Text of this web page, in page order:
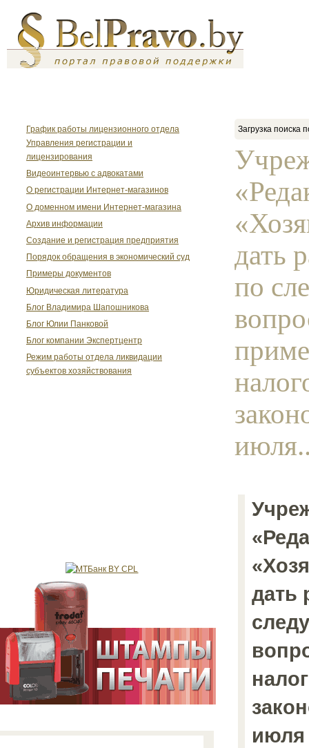
График работы лицензионного отдела
Управления регистрации и
лицензирования
Видеоинтервью с адвокатами
О регистрации Интернет-магазинов
О доменном имени Интернет-магазина
Архив информации
Создание и регистрация предприятия
Порядок обращения в экономический суд
Примеры документов
Юридическая литература
Блог Владимира Шапошникова
Блог Юлии Панковой
Блог компании Экспертцентр
Режим работы отдела ликвидации
субъектов хозяйствования
Загрузка поиска
дать
по
дать
июля